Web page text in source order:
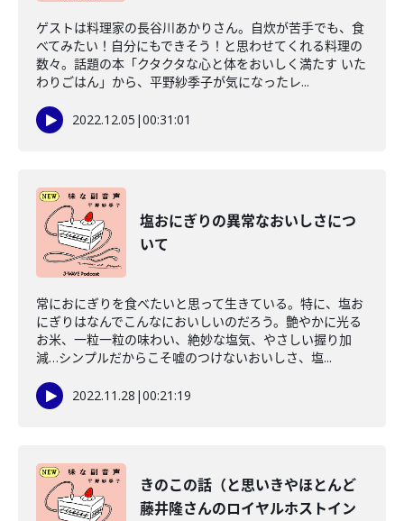
ゲストは料理家の長谷川あかりさん。自炊が苦手でも、食
べてみたい！自分にもできそう！と思わせてくれる料理の
数々。話題の本「クタクタな心と体をおいしく満たす いた
わりごはん」から、平野紗季子が気になったレ...
2022.12.05 |00:31:01
塩おにぎりの異常なおいしさにつ
いて
常におにぎりを食べたいと思って生きている。特に、塩お
にぎりはなんでこんなにおいしいのだろう。艶やかに光る
お米、一粒一粒の味わい、絶妙な塩気、やさしい握り加
減…シンプルだからこそ嘘のつけないおいしさ、塩...
2022.11.28 |00:21:19
きのこの話（と思いきやほとんど
藤井隆さんのロイヤルホストイン